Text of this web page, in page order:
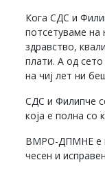
Кога СДС и
потсетуваме на
здравство,
плати. А од
на чиј лет ни
СДС и Филипче
која е полна со
ВМРО-ДПМНЕ е
чесен и